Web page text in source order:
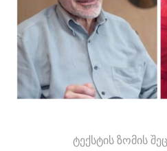
ტექსტის ზომის